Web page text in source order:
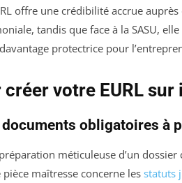
offre une crédibilité accrue
tandis que face à la SASU,
protectrice pour
votre EURL
obligatoires à
méticuleuse d’un
maîtresse concerne les statuts